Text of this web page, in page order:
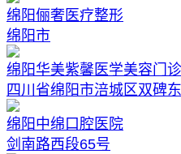
绵阳俪奢医疗整形
绵阳市
绵阳华美紫馨医学美容门
四川省绵阳市涪城区双碑
绵阳中绵口腔医院
剑南路西段65号